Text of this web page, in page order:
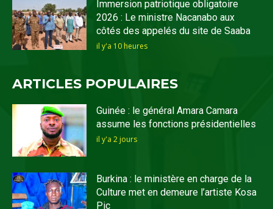
Immersion patriotique obligatoire
2026 : Le ministre Nacanabo aux
côtés des appelés du site de Saaba
il y'a 10 heures
ARTICLES POPULAIRES
Guinée : le général Amara Camara
assume les fonctions présidentielles
il y'a 2 jours
Burkina : le ministère en charge de la
Culture met en demeure l’artiste Kosa
Pic